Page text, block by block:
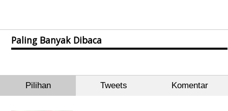
Paling Banyak Dibaca
Pilihan Tweets Komentar